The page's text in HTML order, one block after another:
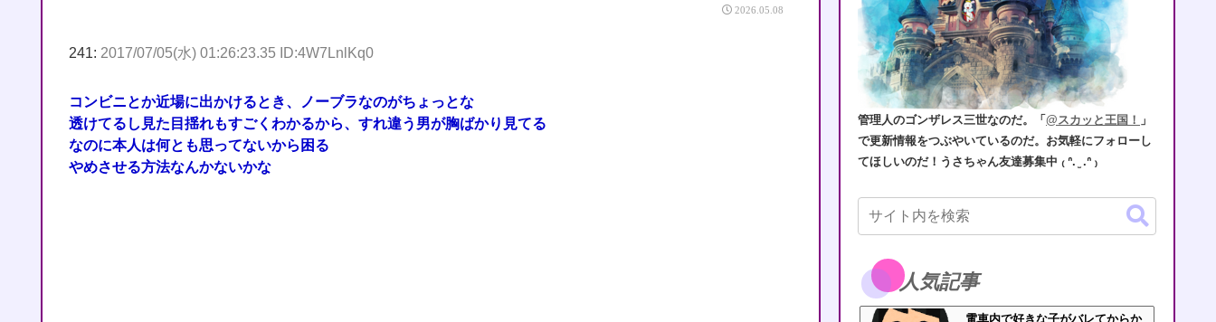
2026.05.08
241: 2017/07/05(水) 01:26:23.35 ID:4W7LnlKq0
コンビニとか近場に出かけるとき、ノーブラなのがちょっとな
透けてるし見た目揺れもすごくわかるから、すれ違う男が胸ばかり見てる
なのに本人は何とも思ってないから困る
やめさせる方法なんかないかな
管理人のゴンザレス三世なのだ。「@スカッと王国！ 」
で更新情報をつぶやいているのだ。お気軽にフォローし
てほしいのだ！うさちゃん友達募集中 ₍ ᐢ. ̫ .ᐢ ₎
人気記事
電車内で好きな子がバレてからか